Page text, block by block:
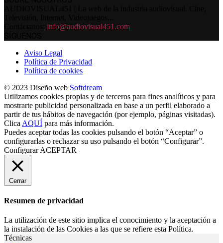
info@audiovisual451.com
Aviso Legal
Política de Privacidad
Política de cookies
© 2023 Diseño web Softdream
Utilizamos cookies propias y de terceros para fines analíticos y para
mostrarte publicidad personalizada en base a un perfil elaborado a
partir de tus hábitos de navegación (por ejemplo, páginas visitadas).
Clica AQUÍ para más información.
Puedes aceptar todas las cookies pulsando el botón “Aceptar” o
configurarlas o rechazar su uso pulsando el botón “Configurar”.
Configurar ACEPTAR
Cerrar
Resumen de privacidad
La utilización de este sitio implica el conocimiento y la aceptación a
la instalación de las Cookies a las que se refiere esta Política.
Técnicas